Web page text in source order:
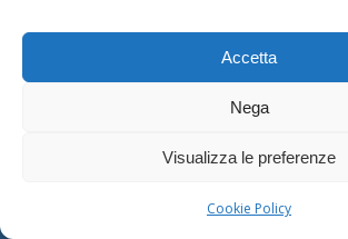
Accetta
Nega
Visualizza le preferenze
Cookie Policy
© Copyright - Istituto Leonardo da Vinci -